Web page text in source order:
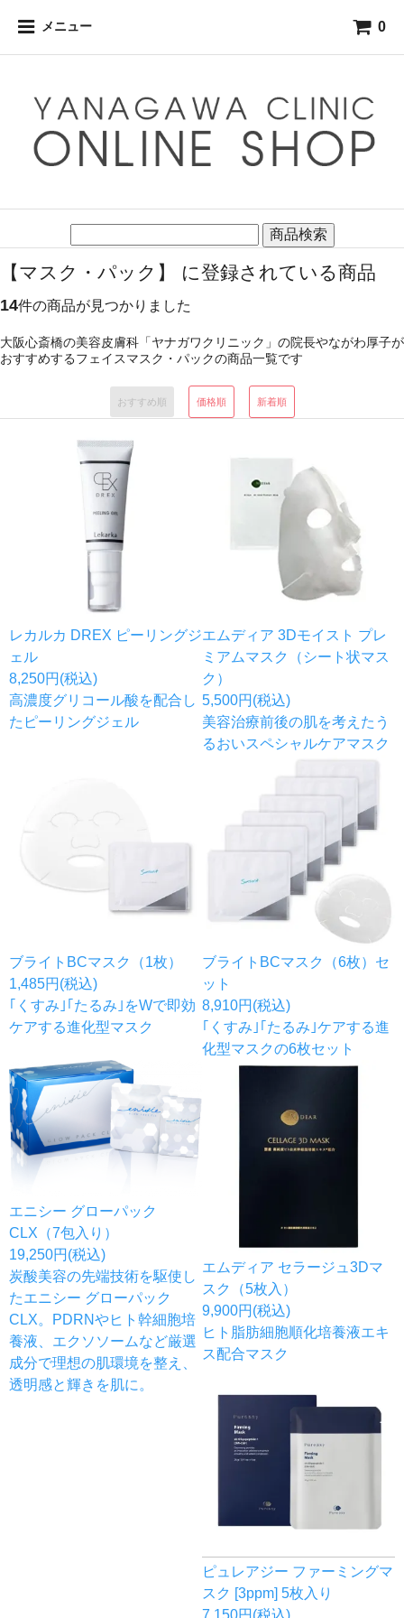
メニュー 0
商品検索
【マスク・パック】 に登録されている商品
14件の商品が見つかりました
大阪心斎橋の美容皮膚科「ヤナガワクリニック」の院長やながわ厚子が
おすすめするフェイスマスク・パックの商品一覧です
おすすめ順 価格順 新着順
レカルカ DREX ピーリングジ
ェル
8,250円(税込)
高濃度グリコール酸を配合し
たピーリングジェル
エムディア 3Dモイスト プレ
ミアムマスク（シート状マス
ク）
5,500円(税込)
美容治療前後の肌を考えたう
るおいスペシャルケアマスク
ブライトBCマスク（1枚）
1,485円(税込)
｢くすみ｣｢たるみ｣をWで即効
ケアする進化型マスク
ブライトBCマスク（6枚）セ
ット
8,910円(税込)
｢くすみ｣｢たるみ｣ケアする進
化型マスクの6枚セット
エニシー グローパック
CLX（7包入り）
19,250円(税込)
炭酸美容の先端技術を駆使し
たエニシー グローパック
CLX。PDRNやヒト幹細胞培
養液、エクソソームなど厳選
成分で理想の肌環境を整え、
透明感と輝きを肌に。
エムディア セラージュ3Dマ
スク（5枚入）
9,900円(税込)
ヒト脂肪細胞順化培養液エキ
ス配合マスク
ピュレアジー ファーミングマ
スク [3ppm] 5枚入り